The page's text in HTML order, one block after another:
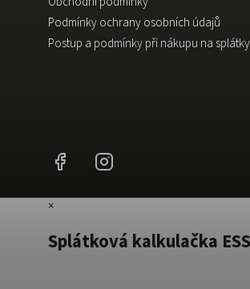
Podmínky ochrany osobních údajů
Postup a podmínky při nákupu na splátky
Facebook
×
Splátková kalkulačka